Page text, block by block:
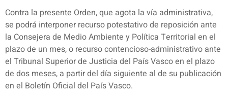
Contra la presente Orden, que agota la vía administrativa,
se podrá interponer recurso potestativo de reposición ante
la Consejera de Medio Ambiente y Política Territorial en el
plazo de un mes, o recurso contencioso-administrativo ante
el Tribunal Superior de Justicia del País Vasco en el plazo
de dos meses, a partir del día siguiente al de su publicación
en el Boletín Oficial del País Vasco.